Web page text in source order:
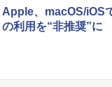
古モニター /24型
【3ケ月保証】
￥1,650
Anker Soundcore
￥5,990
BRUCE WAYNE
[Explicit]
by Amazon 天然水
富士山の天然水 バナ
ウォーター ペットボ
薬屋のひとりごと
ンガンコミックス)
Apple、macOS/iOS
の利用を“非推奨”に